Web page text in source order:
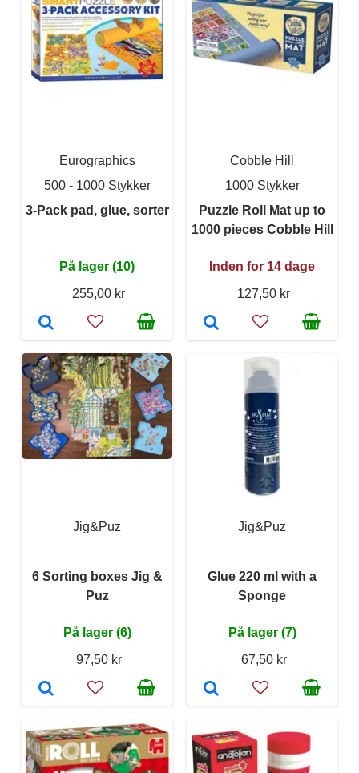
Eurographics
500 - 1000 Stykker
3-Pack pad, glue, sorter
På lager (10)
255,00 kr
Cobble Hill
1000 Stykker
Puzzle Roll Mat up to
1000 pieces Cobble Hill
Inden for 14 dage
127,50 kr
Jig&Puz
6 Sorting boxes Jig &
Puz
På lager (6)
97,50 kr
Jig&Puz
Glue 220 ml with a
Sponge
På lager (7)
67,50 kr